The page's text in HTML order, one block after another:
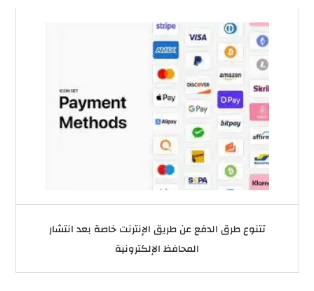
تتنوع طرق الدفع عن طريق الإنترنت خاصة بعد انتشار
المحافظ الإلكترونية